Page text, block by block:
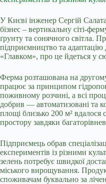
У Києві інженер Сергій
бізнес – вертикальну сіті-
ґрунту та сонячного світла.
підприємництво та
«Главком», про це йдеться у
Ферма розташована на
працює за принципом
поживному розчині, а всі
добрив — автоматизовані та
площі близько 200 м² вдалося
простору завдяки
Підприємець обрав
експериментів із різними
зелень потребує швидкої
міського вирощування.
споживачам буквально за